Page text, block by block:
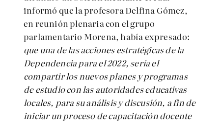
informó que la profesora Delfina Gómez,
en reunión plenaria con el grupo
parlamentario Morena, había expresado:
que una de las acciones estratégicas de la
Dependencia para el 2022, sería el
compartir los nuevos planes y programas
de estudio con las autoridades educativas
locales, para su análisis y discusión, a fin de
iniciar un proceso de capacitación docente